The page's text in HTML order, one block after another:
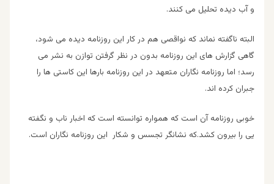
و آب دیده تحلیل می کنند.
البته ناگفته نماند که نواقصی هم در کار این روزنامه دیده می شود،
گاهی گزارش های این روزنامه بدون در نظر گرفتن توازن به نشر می
رسد؛ اما روزنامه نگاران متعهد در این روزنامه بارها این کاستی ها را
جبران کرده اند.
خوبی روزنامه آن است که همواره توانسته است که اخبار ناب و نگفته
یی را بیرون کشد.که نشانگر تجسس و شکار این روزنامه نگاران است.